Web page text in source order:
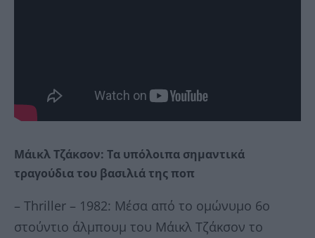
Μάικλ Τζάκσον: Τα υπόλοιπα σημαντικά
τραγούδια του βασιλιά της ποπ
– Thriller – 1982: Μέσα από το ομώνυμο 6o
στούντιο άλμπουμ του Μάικλ Τζάκσον το